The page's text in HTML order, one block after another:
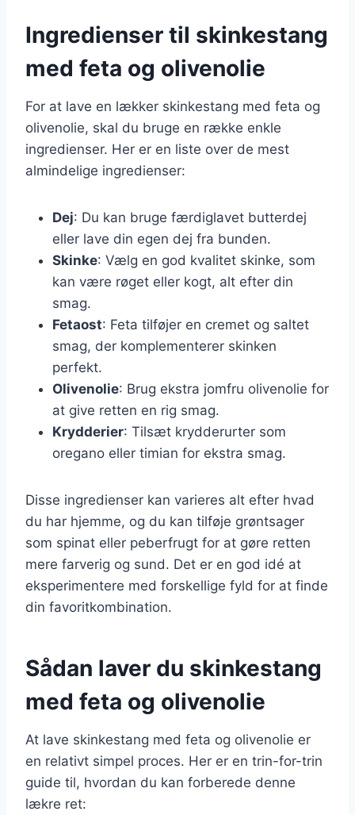
Ingredienser til skinkestang
med feta og olivenolie
For at lave en lækker skinkestang med feta og
olivenolie, skal du bruge en række enkle
ingredienser. Her er en liste over de mest
almindelige ingredienser:
Dej: Du kan bruge færdiglavet butterdej
eller lave din egen dej fra bunden.
Skinke: Vælg en god kvalitet skinke, som
kan være røget eller kogt, alt efter din
smag.
Fetaost: Feta tilføjer en cremet og saltet
smag, der komplementerer skinken
perfekt.
Olivenolie: Brug ekstra jomfru olivenolie for
at give retten en rig smag.
Krydderier: Tilsæt krydderurter som
oregano eller timian for ekstra smag.
Disse ingredienser kan varieres alt efter hvad
du har hjemme, og du kan tilføje grøntsager
som spinat eller peberfrugt for at gøre retten
mere farverig og sund. Det er en god idé at
eksperimentere med forskellige fyld for at finde
din favoritkombination.
Sådan laver du skinkestang
med feta og olivenolie
At lave skinkestang med feta og olivenolie er
en relativt simpel proces. Her er en trin-for-trin
guide til, hvordan du kan forberede denne
lækre ret: